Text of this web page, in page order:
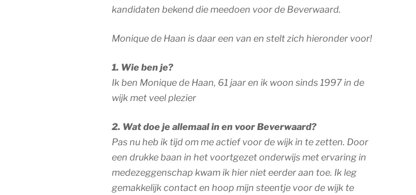
kandidaten bekend die meedoen voor de Beverwaard.
Monique de Haan is daar een van en stelt zich hieronder voor!
1. Wie ben je?
Ik ben Monique de Haan, 61 jaar en ik woon sinds 1997 in de
wijk met veel plezier
2. Wat doe je allemaal in en voor Beverwaard?
Pas nu heb ik tijd om me actief voor de wijk in te zetten. Door
een drukke baan in het voortgezet onderwijs met ervaring in
medezeggenschap kwam ik hier niet eerder aan toe. Ik leg
gemakkelijk contact en hoop mijn steentje voor de wijk te